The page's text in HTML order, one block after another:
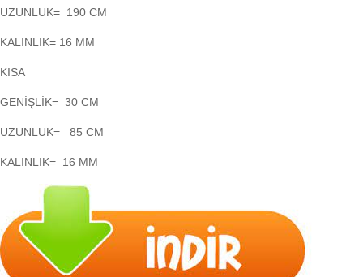
UZUNLUK= 190 CM
KALINLIK= 16 MM
KISA
GENİŞLİK= 30 CM
UZUNLUK= 85 CM
KALINLIK= 16 MM